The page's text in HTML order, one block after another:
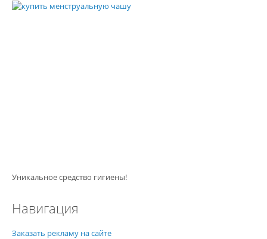
Уникальное средство гигиены!
Навигация
Заказать рекламу на сайте